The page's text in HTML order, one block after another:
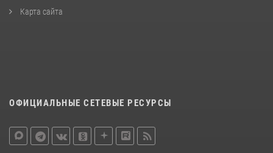
Карта сайта
ОФИЦИАЛЬНЫЕ СЕТЕВЫЕ РЕСУРСЫ